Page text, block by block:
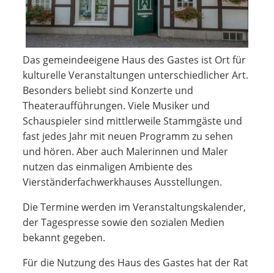
Das gemeindeeigene Haus des Gastes ist Ort für
kulturelle Veranstaltungen unterschiedlicher Art.
Besonders beliebt sind Konzerte und
Theateraufführungen. Viele Musiker und
Schauspieler sind mittlerweile Stammgäste und
fast jedes Jahr mit neuen Programm zu sehen
und hören. Aber auch Malerinnen und Maler
nutzen das einmaligen Ambiente des
Vierständerfachwerkhauses Ausstellungen.
Die Termine werden im Veranstaltungskalender,
der Tagespresse sowie den sozialen Medien
bekannt gegeben.
Für die Nutzung des Haus des Gastes hat der Rat